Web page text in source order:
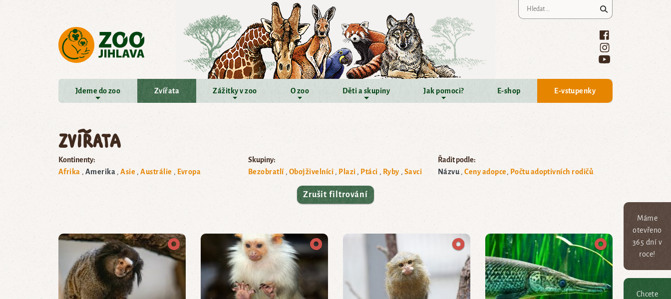
Máme
otevřeno
365 dní v
roce!
Chcete
Jdeme do zoo Zvířata Zážitky v zoo O zoo Děti a skupiny Jak pomoci? E-shop E-vstupenky
Zvířata
Kontinenty:
Afrika
Amerika Asie Austrálie Evropa
Skupiny:
Bezobratlí
Obojživelníci Plazi Ptáci Ryby Savci
Řadit podle:
Názvu
Ceny adopce Počtu adoptivních rodičů
Zrušit filtrování